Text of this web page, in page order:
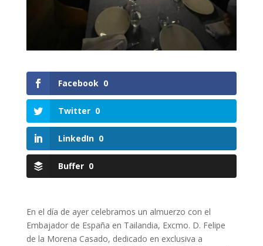
Facebook 0
Twitter 0
LinkedIn 0
Buffer 0
En el día de ayer celebramos un almuerzo con el
Embajador de España en Tailandia, Excmo. D. Felipe
de la Morena Casado, dedicado en exclusiva a